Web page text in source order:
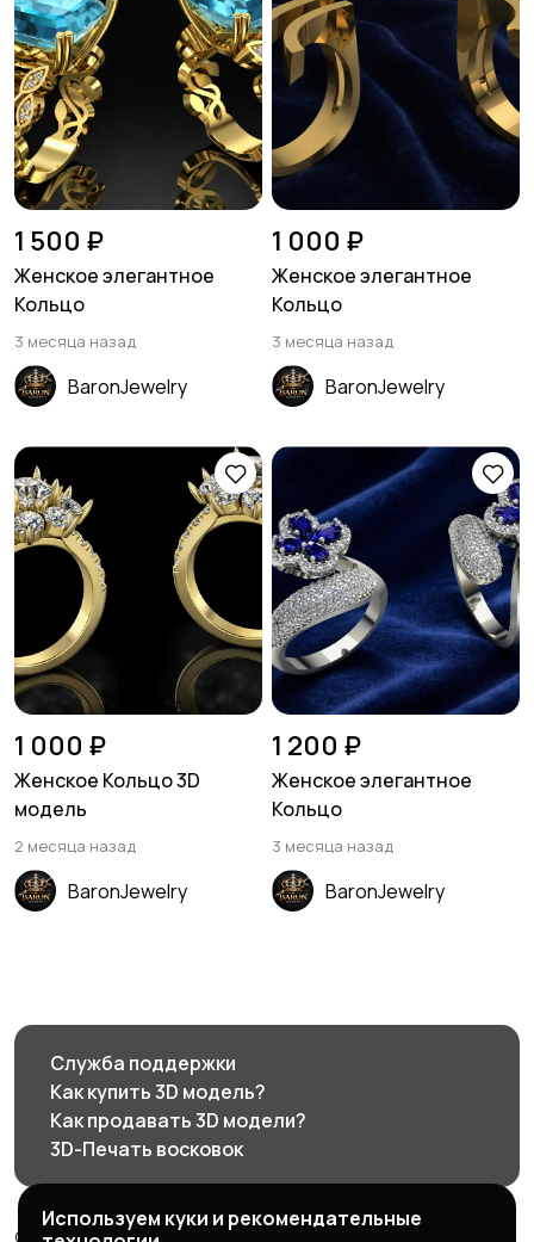
1 500 ₽
Женское элегантное
Кольцо
3 месяца назад
BaronJewelry
1 000 ₽
Женское элегантное
Кольцо
3 месяца назад
BaronJewelry
1 000 ₽
Женское Кольцо 3D
модель
2 месяца назад
BaronJewelry
1 200 ₽
Женское элегантное
Кольцо
3 месяца назад
BaronJewelry
Служба поддержки
Как купить 3D модель?
Как продавать 3D модели?
3D-Печать восковок
Используем куки и рекомендательные